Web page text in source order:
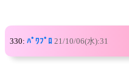
330: ﾊﾟﾜﾌﾟﾛ 21/10/06(水):31